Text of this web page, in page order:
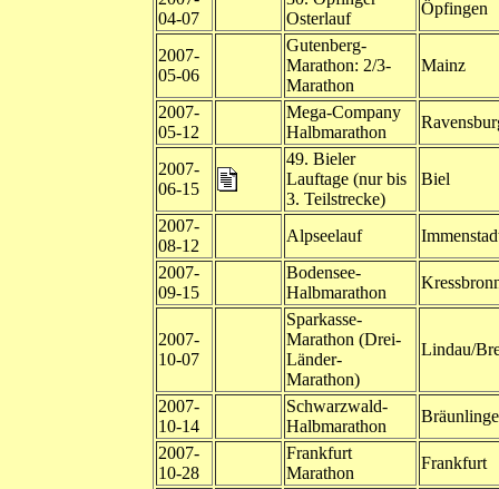
04-07
Osterlauf
Öpfingen
2007-
05-06
Gutenberg-
Marathon: 2/3-
Marathon
Mainz
2007-
05-12
Mega-Company
Halbmarathon
2007-
06-15
49. Bieler
Lauftage (nur bis
3. Teilstrecke)
Biel
2007-
08-12
Alpseelauf
2007-
09-15
Bodensee-
Halbmarathon
2007-
10-07
Sparkasse-
Marathon (Drei-
Länder-
Marathon)
Lindau/
2007-
10-14
Schwarzwald-
Halbmarathon
2007-
10-28
Frankfurt
Marathon
Frankfurt